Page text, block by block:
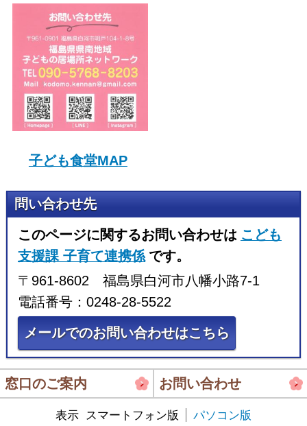
子ども食堂MAP
問い合わせ先
このページに関するお問い合わせは こども
支援課 子育て連携係 です。
〒961-8602 福島県白河市八幡小路7-1
電話番号：0248-28-5522
メールでのお問い合わせはこちら
窓口のご案内 お問い合わせ
表示 スマートフォン版 パソコン版